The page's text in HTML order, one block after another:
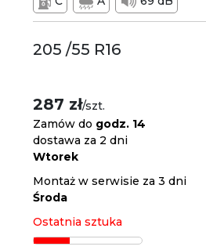
205 /55 R16
287 zł/szt.
Zamów do godz. 14
dostawa za 2 dni
Wtorek
Montaż w serwisie za 3 dni
Środa
Ostatnia sztuka